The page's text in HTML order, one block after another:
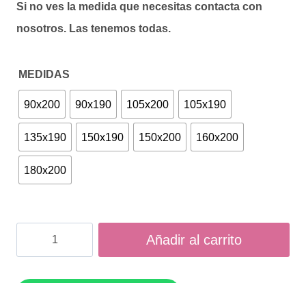
Si no ves la medida que necesitas contacta con
nosotros. Las tenemos todas.
MEDIDAS
90x200 90x190 105x200 105x190
135x190 150x190 150x200 160x200
180x200
Colchón
Iconic
cantidad
Añadir al carrito